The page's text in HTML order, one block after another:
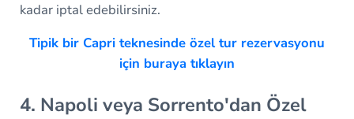
kadar iptal edebilirsiniz.
Tipik bir Capri teknesinde özel tur rezervasyonu
için buraya tıklayın
4. Napoli veya Sorrento'dan Özel